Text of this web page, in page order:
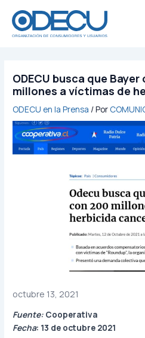
contenido
ODECU busca que
millones a víctimas de
ODECU en la Prensa / Por
octubre 13, 2021
Fuente: Cooperativa
Fecha: 13 de octubre 2021